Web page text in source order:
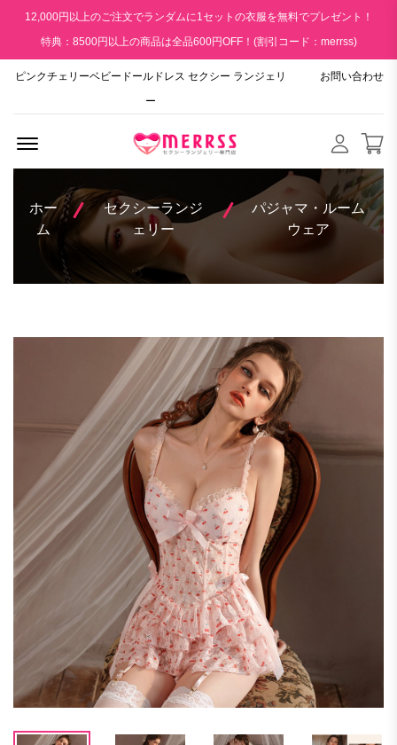
12,000円以上のご注文でランダムに1セットの衣服を無料でプレゼント！
特典：8500円以上の商品は全品600円OFF！(割引コード：merrss)
ピンクチェリーベビードールドレス セクシー ランジェリ
ー
お問い合わせ
ホー
ム
セクシーランジ
ェリー
パジャマ・ルーム
ウェア